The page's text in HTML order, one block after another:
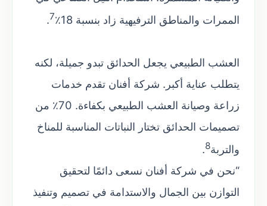
الممرات والمناطق الترفيهية زاد بنسبة 18٪
7
.
العشب الطبيعي يجعل الحدائق تبدو جميلة، لكنه
يتطلب عناية أكبر. شركة أفنان تقدم خدمات
زراعة وصيانة العشب الطبيعي بكفاءة. 70٪ من
تصميمات الحدائق تختار النباتات المناسبة للمناخ
والتربة8
.
“نحن في شركة أفنان نسعى دائمًا لتحقيق
التوازن بين الجمال والاستدامة في تصميم وتنفيذ